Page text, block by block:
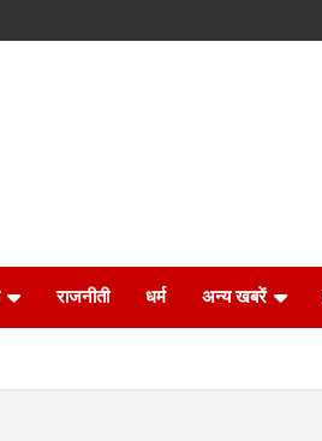
राजनीती धर्म अन्य खबरें